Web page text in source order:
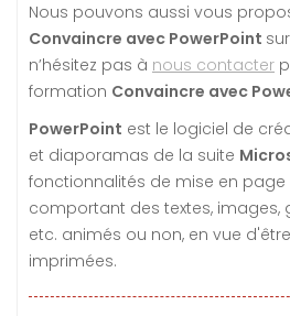
Nous pouvons aussi vous
Convaincre avec PowerPoint
n’hésitez pas à nous contacter
formation Convaincre avec
PowerPoint est le logiciel de
et diaporamas de la suite
fonctionnalités de mise en
comportant des textes, images,
etc. animés ou non, en vue
imprimées.